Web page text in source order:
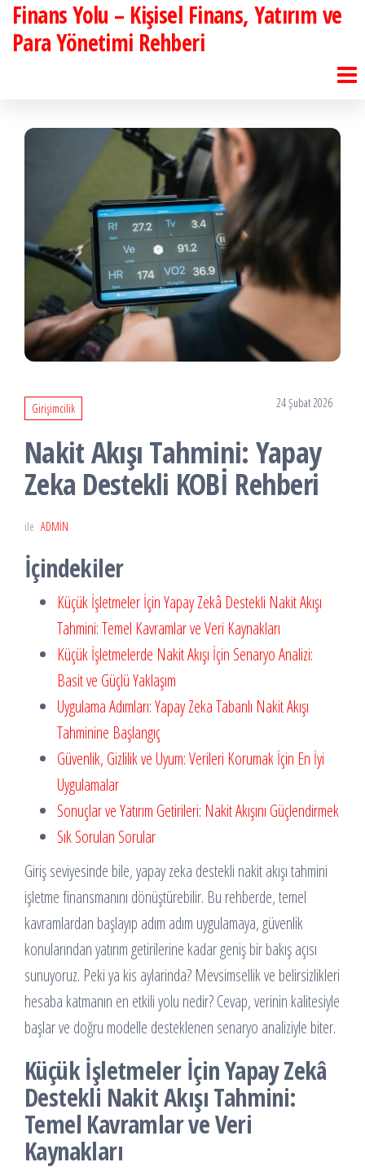
İçeriğe
atla
Finans Yolu – Kişisel Finans, Yatırım ve
Para Yönetimi Rehberi
Girişimcilik 24 Şubat 2026
Nakit Akışı Tahmini: Yapay
Zeka Destekli KOBİ Rehberi
ile ADMIN
İçindekiler
Küçük İşletmeler İçin Yapay Zekâ Destekli Nakit Akışı
Tahmini: Temel Kavramlar ve Veri Kaynakları
Küçük İşletmelerde Nakit Akışı İçin Senaryo Analizi:
Basit ve Güçlü Yaklaşım
Uygulama Adımları: Yapay Zeka Tabanlı Nakit Akışı
Tahminine Başlangıç
Güvenlik, Gizlilik ve Uyum: Verileri Korumak İçin En İyi
Uygulamalar
Sonuçlar ve Yatırım Getirileri: Nakit Akışını Güçlendirmek
Sık Sorulan Sorular
Giriş seviyesinde bile, yapay zeka destekli nakit akışı tahmini
işletme finansmanını dönüştürebilir. Bu rehberde, temel
kavramlardan başlayıp adım adım uygulamaya, güvenlik
konularından yatırım getirilerine kadar geniş bir bakış açısı
sunuyoruz. Peki ya kis aylarinda? Mevsimsellik ve belirsizlikleri
hesaba katmanın en etkili yolu nedir? Cevap, verinin kalitesiyle
başlar ve doğru modelle desteklenen senaryo analiziyle biter.
Küçük İşletmeler İçin Yapay Zekâ
Destekli Nakit Akışı Tahmini:
Temel Kavramlar ve Veri
Kaynakları